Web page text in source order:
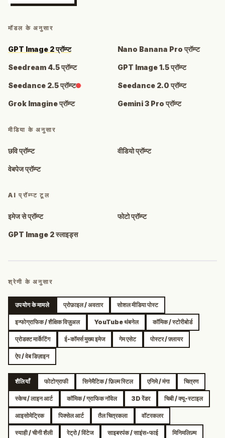
मॉडल के अनुसार
GPT Image 2 प्रॉम्प्ट Nano Banana Pro प्रॉम्प्ट
Seedream 4.5 प्रॉम्प्ट GPT Image 1.5 प्रॉम्प्ट
Seedance 2.5 प्रॉम्प्ट Seedance 2.0 प्रॉम्प्ट
Grok Imagine प्रॉम्प्ट Gemini 3 Pro प्रॉम्प्ट
मीडिया के अनुसार
छवि प्रॉम्प्ट वीडियो प्रॉम्प्ट
वेबपेज प्रॉम्प्ट
AI प्रॉम्प्ट टूल
इमेज से प्रॉम्प्ट फोटो प्रॉम्प्ट
GPT Image 2 स्लाइड्स
श्रेणी के अनुसार
उपयोग के मामले प्रोफ़ाइल / अवतार सोशल मीडिया पोस्ट
इन्फोग्राफिक / शैक्षिक विज़ुअल YouTube थंबनेल कॉमिक / स्टोरीबोर्ड
प्रोडक्ट मार्केटिंग ई-कॉमर्स मुख्य इमेज गेम एसेट पोस्टर / फ़्लायर
ऐप / वेब डिज़ाइन
शैलियाँ फोटोग्राफी सिनेमैटिक / फ़िल्म स्टिल एनिमे / मंगा चित्रण
स्केच / लाइन आर्ट कॉमिक / ग्राफिक नॉवेल 3D रेंडर चिबी / क्यू-स्टाइल
आइसोमेट्रिक पिक्सेल आर्ट तैल चित्रकला वॉटरकलर
स्याही / चीनी शैली रेट्रो / विंटेज साइबरपंक / साइंस-फाई मिनिमलिज़्म